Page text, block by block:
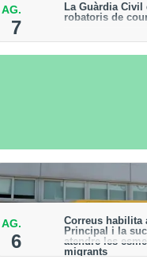
AG.
7
La Guàrdia
robatoris de
d'Aragó i
Castella-la Manxa
AG.
6
Correus habilita
Principal i la
atendre les
migrants